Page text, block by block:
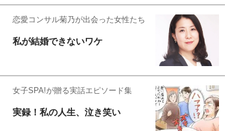
恋愛コンサル菊乃が出会った女性たち
私が結婚できないワケ
女子SPA!が贈る実話エピソード集
実録！私の人生、泣き笑い